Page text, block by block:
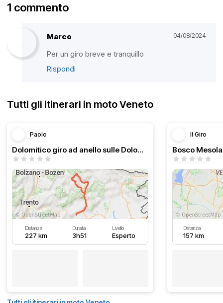
1 commento
Marco 04/08/2024
Per un giro breve e tranquillo
Rispondi
Tutti gli itinerari in moto Veneto
Paolo
Dolomitico giro ad anello sulle Dolomiti
Distanza
227 km
Durata
3h51
Livello
Esperto
Il Giro
Bosco
Distanza
157 km